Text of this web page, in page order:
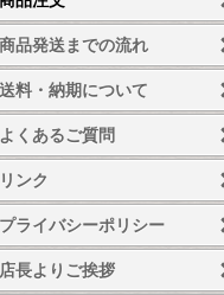
商品発送までの流れ
送料・納期について
よくあるご質問
リンク
プライバシーポリシー
店長よりご挨拶